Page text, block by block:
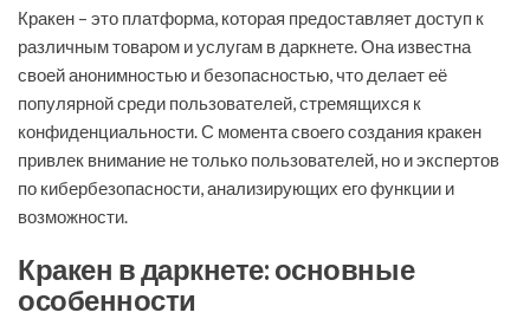
Кракен – это платформа, которая предоставляет доступ к
различным товаром и услугам в даркнете. Она известна
своей анонимностью и безопасностью, что делает её
популярной среди пользователей, стремящихся к
конфиденциальности. С момента своего создания кракен
привлек внимание не только пользователей, но и экспертов
по кибербезопасности, анализирующих его функции и
возможности.
Кракен в даркнете: основные
особенности